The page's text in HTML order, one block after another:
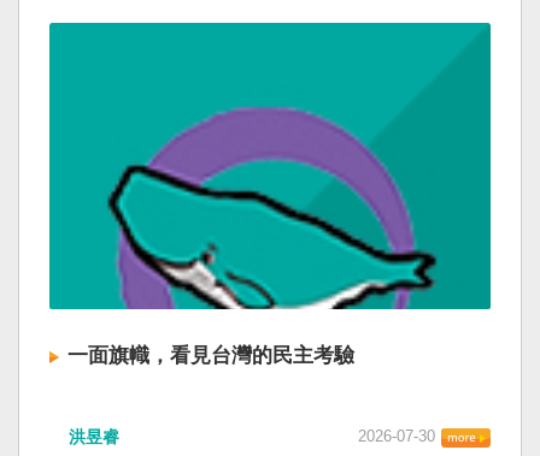
一面旗幟，看見台灣的民主考驗
洪昱睿 2026-07-30